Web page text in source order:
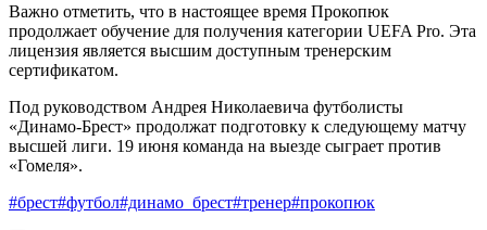
Важно отметить, что в настоящее время Прокопюк
продолжает обучение для получения категории UEFA Pro. Эта
лицензия является высшим доступным тренерским
сертификатом.
Под руководством Андрея Николаевича футболисты
«Динамо-Брест» продолжат подготовку к следующему матчу
высшей лиги. 19 июня команда на выезде сыграет против
«Гомеля».
#брест#футбол#динамо_брест#тренер#прокопюк